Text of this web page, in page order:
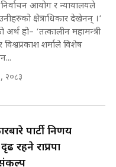
गरेको अडियो ! दुई झोला
घुस | SIDHAKURA |
मेडिकल काउन्सीलको
खोज्दै भौतारिदै सुवास
||
आयोग र न्यायालयले
क्षेत्राधिकार देखेनन् ।’
हो– ‘तत्कालीन महामन्त्री
शर्माले विशेष
२०८३
पार्टी निर्णय
रहने राप्रपा